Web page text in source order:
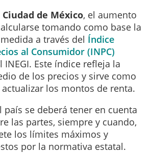
Ciudad de México, el aumento
tomando como base la
a través del Índice
al Consumidor (INPC)
Este índice refleja la
de los precios y sirve como
los montos de renta.
país se deberá tener en cuenta
las partes, siempre y cuando,
los límites máximos y
por la normativa estatal.